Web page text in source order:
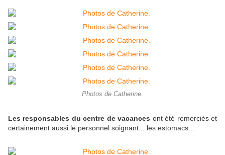
Photos de Catherine.
Les responsables du centre de vacances ont été remerciés et
certainement aussi le personnel soignant... les estomacs...